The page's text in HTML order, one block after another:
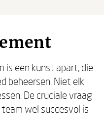
is een kunst apart, die
beheersen. Niet elk
De cruciale vraag
wel succesvol is